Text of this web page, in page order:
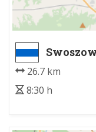
26.7 km
8:30 h